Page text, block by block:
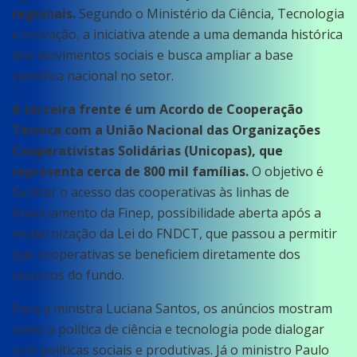
regionais. Segundo o Ministério da Ciência, Tecnologia
e Inovação, a iniciativa atende a uma demanda histórica
dos movimentos sociais e busca ampliar a base
científica nacional no setor.
A terceira frente é um Acordo de Cooperação
Técnica com a União Nacional das Organizações
Cooperativistas Solidárias (Unicopas), que
representa cerca de 800 mil famílias.O objetivo é
facilitar o acesso das cooperativas às linhas de
financiamento da Finep, possibilidade aberta após a
modernização da Lei do FNDCT, que passou a permitir
que cooperativas se beneficiem diretamente dos
recursos do fundo.
Para a ministra Luciana Santos, os anúncios mostram
como a política de ciência e tecnologia pode dialogar
com políticas sociais e produtivas. Já o ministro Paulo